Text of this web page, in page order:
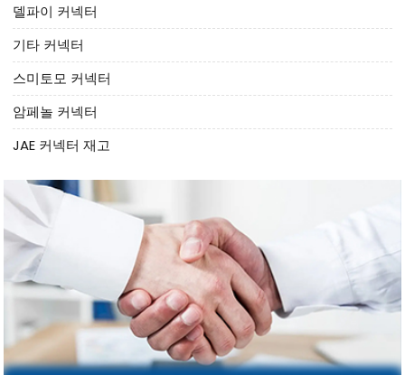
델파이 커넥터
기타 커넥터
스미토모 커넥터
암페놀 커넥터
JAE 커넥터 재고